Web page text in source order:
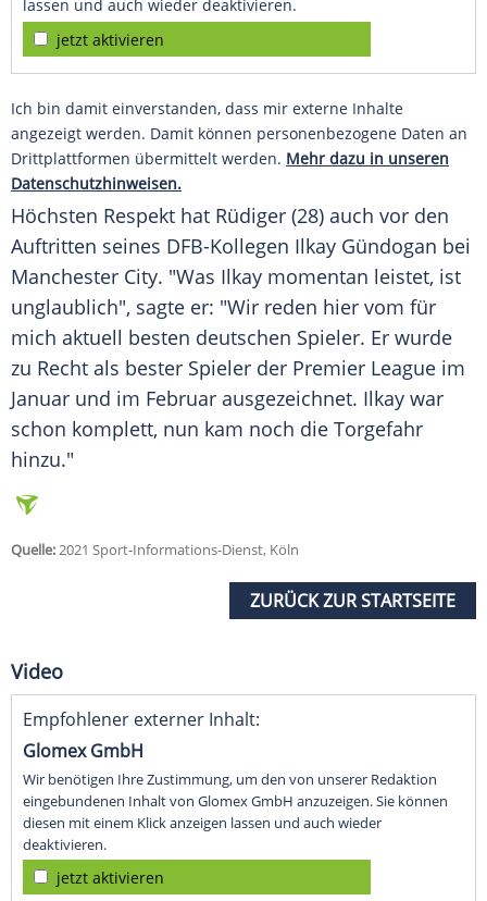
lassen und auch wieder deaktivieren.
jetzt aktivieren
Ich bin damit einverstanden, dass mir externe Inhalte
angezeigt werden. Damit können personenbezogene Daten an
Drittplattformen übermittelt werden. Mehr dazu in unseren
Datenschutzhinweisen.
Höchsten Respekt hat Rüdiger (28) auch vor den
Auftritten seines DFB-Kollegen Ilkay Gündogan bei
Manchester City. "Was Ilkay momentan leistet, ist
unglaublich", sagte er: "Wir reden hier vom für
mich aktuell besten deutschen Spieler. Er wurde
zu Recht als bester Spieler der Premier League im
Januar und im Februar ausgezeichnet. Ilkay war
schon komplett, nun kam noch die Torgefahr
hinzu."
Quelle:2021 Sport-Informations-Dienst, Köln
ZURÜCK ZUR STARTSEITE
Video
Empfohlener externer Inhalt:
Glomex GmbH
Wir benötigen Ihre Zustimmung, um den von unserer Redaktion
eingebundenen Inhalt von Glomex GmbH anzuzeigen. Sie können
diesen mit einem Klick anzeigen lassen und auch wieder
deaktivieren.
jetzt aktivieren